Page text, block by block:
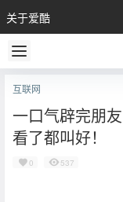
关于爱酷
互联网
一口气辟完朋
看了都叫好！
0 537